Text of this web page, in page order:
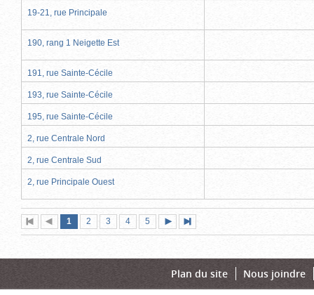
19-21, rue Principale
190, rang 1 Neigette Est
191, rue Sainte-Cécile
193, rue Sainte-Cécile
195, rue Sainte-Cécile
2, rue Centrale Nord
2, rue Centrale Sud
2, rue Principale Ouest
Première
page
Page
précédente
Page
1 (page
actuelle)
Page
2 Page
3 Page
4 Page
5
suivante
page
Plan du site Nous joindre